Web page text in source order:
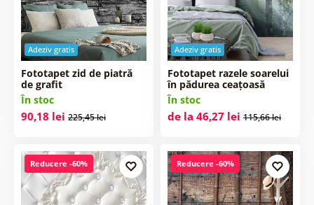
Adeziv gratis
Fototapet zid de piatră
de grafit
În stoc
90,18 lei 225,45 lei
Adeziv gratis
Fototapet razele soarelui
în pădurea ceațoasă
În stoc
de la 46,27 lei 115,66 lei
Reducere -60% Reducere -60%